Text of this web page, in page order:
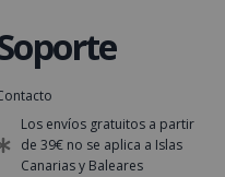
Los envíos gratuitos a partir
de 39€ no se aplica a Islas
Canarias y Baleares